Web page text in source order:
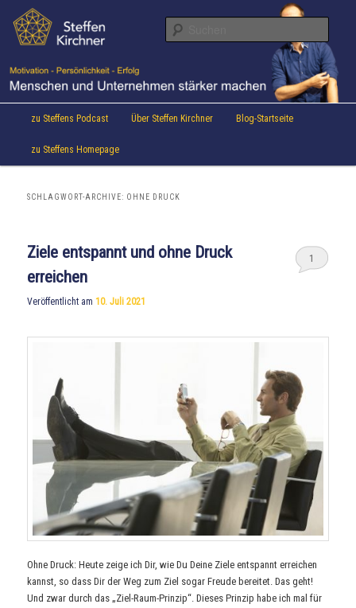
Inhalt
wechseln
sekundären
Inhalt
Steffen Kirchner Blog
Aktuelles von Speaker & Motivationstrainer Steffen Kirchner
Hauptmenü
zu Steffens Podcast Über Steffen Kirchner Blog-Startseite
zu Steffens Homepage
SCHLAGWORT-ARCHIVE: OHNE DRUCK
Ziele entspannt und ohne Druck
erreichen
Veröffentlicht am10. Juli 2021
1
Ohne Druck: Heute zeige ich Dir, wie Du Deine Ziele entspannt erreichen
kannst, so dass Dir der Weg zum Ziel sogar Freude bereitet. Das geht!
Und zwar durch das „Ziel-Raum-Prinzip“. Dieses Prinzip habe ich mal für